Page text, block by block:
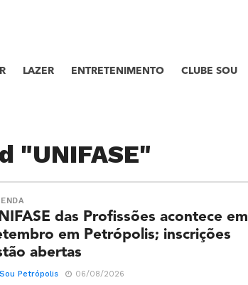
LAZER ENTRETENIMENTO CLUBE SOU
"UNIFASE"
das Profissões acontece em
em Petrópolis; inscrições
abertas
Sou Petrópolis 06/08/2026